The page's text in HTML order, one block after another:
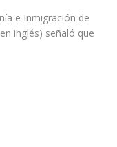
e Inmigración de
inglés) señaló que